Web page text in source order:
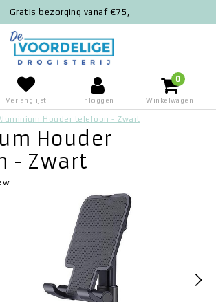
Gratis bezorging vanaf €75,-
Verlanglijst Inloggen
0
Winkelwagen
Houder telefoon - Zwart
Houder
- Zwart